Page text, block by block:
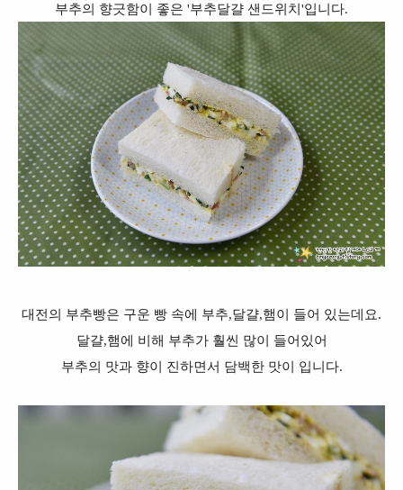
부추의 향긋함이 좋은 '부추달걀 샌드위치'입니다.
대전의 부추빵은 구운 빵 속에 부추,달걀,햄이 들어 있는데요.
달걀,햄에 비해 부추가 훨씬 많이 들어있어
부추의 맛과 향이 진하면서 담백한 맛이 입니다.